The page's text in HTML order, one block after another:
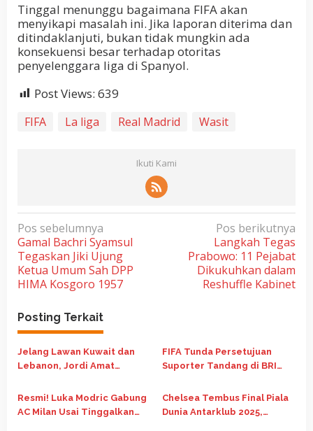
Tinggal menunggu bagaimana FIFA akan
menyikapi masalah ini. Jika laporan diterima dan
ditindaklanjuti, bukan tidak mungkin ada
konsekuensi besar terhadap otoritas
penyelenggara liga di Spanyol.
Post Views: 639
FIFA La liga Real Madrid Wasit
Ikuti Kami
N
a
v
i
a
s
i
o
Pos sebelumnya
Gamal Bachri Syamsul
Tegaskan Jiki Ujung
Ketua Umum Sah DPP
HIMA Kosgoro 1957
Pos berikutnya
Langkah Tegas
Prabowo: 11 Pejabat
Dikukuhkan dalam
Reshuffle Kabinet
Posting Terkait
Jelang Lawan Kuwait dan
Lebanon, Jordi Amat
Timnas
FIFA Tunda Persetujuan
Suporter Tandang di BRI
Resmi! Luka Modric Gabung
AC Milan Usai Tinggalkan
Chelsea Tembus Final Piala
Dunia Antarklub 2025,